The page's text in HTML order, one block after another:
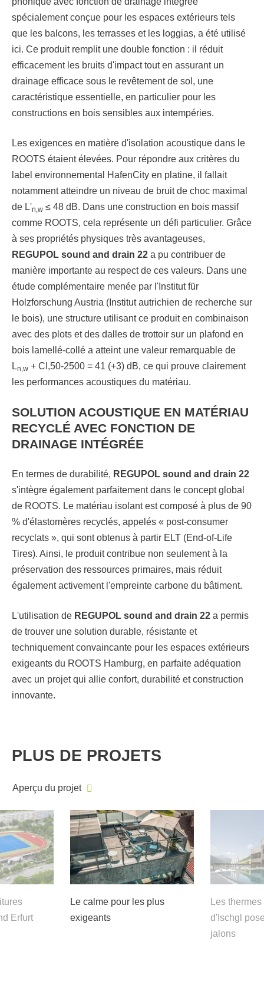
spécialement conçue pour les espaces extérieurs tels
que les balcons, les terrasses et les loggias, a été utilisé
ici. Ce produit remplit une double fonction : il réduit
efficacement les bruits d'impact tout en assurant un
drainage efficace sous le revêtement de sol, une
caractéristique essentielle, en particulier pour les
constructions en bois sensibles aux intempéries.
Les exigences en matière d'isolation acoustique dans le
ROOTS étaient élevées. Pour répondre aux critères du
label environnemental HafenCity en platine, il fallait
notamment atteindre un niveau de bruit de choc maximal
de L'n,w ≤ 48 dB. Dans une construction en bois massif
comme ROOTS, cela représente un défi particulier. Grâce
à ses propriétés physiques très avantageuses,
REGUPOL sound and drain 22 a pu contribuer de
manière importante au respect de ces valeurs. Dans une
étude complémentaire menée par l'Institut für
Holzforschung Austria (Institut autrichien de recherche sur
le bois), une structure utilisant ce produit en combinaison
avec des plots et des dalles de trottoir sur un plafond en
bois lamellé-collé a atteint une valeur remarquable de
Ln,w + CI,50-2500 = 41 (+3) dB, ce qui prouve clairement
les performances acoustiques du matériau.
SOLUTION ACOUSTIQUE EN MATÉRIAU
RECYCLÉ AVEC FONCTION DE
DRAINAGE INTÉGRÉE
En termes de durabilité, REGUPOL sound and drain 22
s'intègre également parfaitement dans le concept global
de ROOTS. Le matériau isolant est composé à plus de 90
% d'élastomères recyclés, appelés « post-consumer
recyclats », qui sont obtenus à partir ELT (End-of-Life
Tires). Ainsi, le produit contribue non seulement à la
préservation des ressources primaires, mais réduit
également activement l'empreinte carbone du bâtiment.
L'utilisation de REGUPOL sound and drain 22 a permis
de trouver une solution durable, résistante et
techniquement convaincante pour les espaces extérieurs
exigeants du ROOTS Hamburg, en parfaite adéquation
avec un projet qui allie confort, durabilité et construction
innovante.
PLUS DE PROJETS
Aperçu du projet
Erfurt
Le calme pour les plus
exigeants
Les
d'Ischgl
jalons